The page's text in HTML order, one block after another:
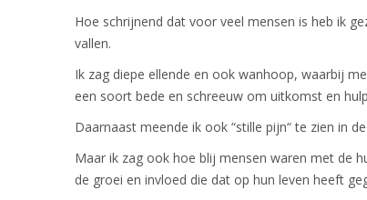
Hoe schrijnend dat voor veel mensen is heb ik
vallen.
Ik zag diepe ellende en ook wanhoop, waarbij
een soort bede en schreeuw om uitkomst en
Daarnaast meende ik ook “stille pijn“ te zien in
Maar ik zag ook hoe blij mensen waren met de
de groei en invloed die dat op hun leven heeft